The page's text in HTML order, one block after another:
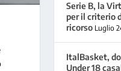
Serie B, la
per il criterio
ricorso Luglio
ItalBasket,
Under 18